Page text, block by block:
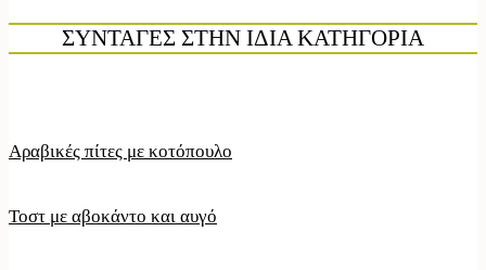
ΣΥΝΤΑΓΕΣ ΣΤΗΝ ΙΔΙΑ ΚΑΤΗΓΟΡΙΑ
Αραβικές πίτες με κοτόπουλο
Τοστ με αβοκάντο και αυγό